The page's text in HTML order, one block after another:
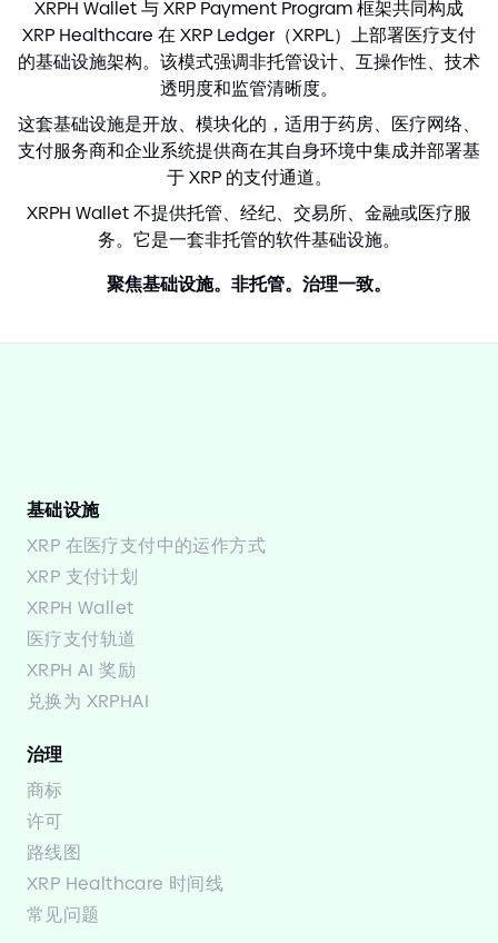
XRPH Wallet 与 XRP Payment Program 框架共同构成
XRP Healthcare 在 XRP Ledger（XRPL）上部署医疗支付
的基础设施架构。该模式强调非托管设计、互操作性、技术
透明度和监管清晰度。
这套基础设施是开放、模块化的，适用于药房、医疗网络、
支付服务商和企业系统提供商在其自身环境中集成并部署基
于 XRP 的支付通道。
XRPH Wallet 不提供托管、经纪、交易所、金融或医疗服
务。它是一套非托管的软件基础设施。
聚焦基础设施。非托管。治理一致。
基础设施
XRP 在医疗支付中的运作方式
XRP 支付计划
XRPH Wallet
医疗支付轨道
XRPH AI 奖励
兑换为 XRPHAI
治理
商标
许可
路线图
XRP Healthcare 时间线
常见问题